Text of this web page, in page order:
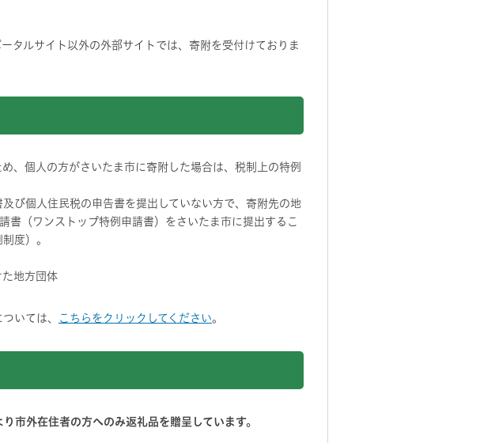
ルサイト以外の外部サイトでは、寄附を受付けておりま
、個人の方がさいたま市に寄附した場合は、税制上の特例
び個人住民税の申告書を提出していない方で、寄附先の地
（ワンストップ特例申請書）をさいたま市に提出するこ
度）。
地方団体
いては、 こちらをクリックしてください。
外在住者の方へのみ返礼品を贈呈しています。